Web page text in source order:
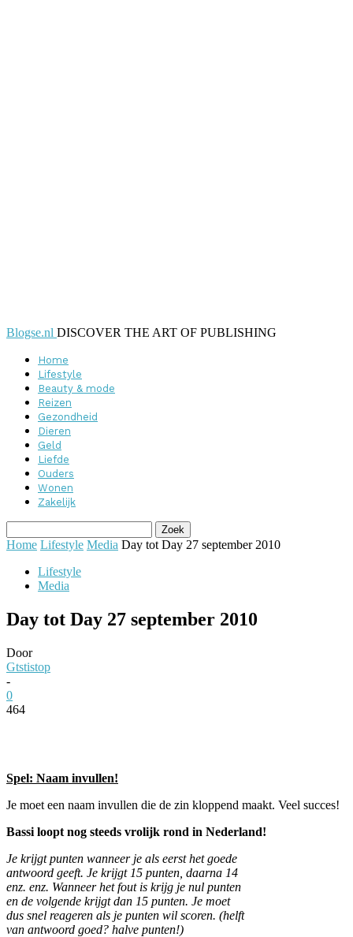
Blogse.nl DISCOVER THE ART OF PUBLISHING
Home
Lifestyle
Beauty & mode
Reizen
Gezondheid
Dieren
Geld
Liefde
Ouders
Wonen
Zakelijk
Home Lifestyle Media Day tot Day 27 september 2010
Lifestyle
Media
Day tot Day 27 september 2010
Door
Gtstistop
-
0
464
Spel: Naam invullen!
Je moet een naam invullen die de zin kloppend maakt. Veel succes!
Bassi loopt nog steeds vrolijk rond in Nederland!
Je krijgt punten wanneer je als eerst het goede
antwoord geeft. Je krijgt 15 punten, daarna 14
enz. enz. Wanneer het fout is krijg je nul punten
en de volgende krijgt dan 15 punten. Je moet
dus snel reageren als je punten wil scoren. (helft
van antwoord goed? halve punten!)